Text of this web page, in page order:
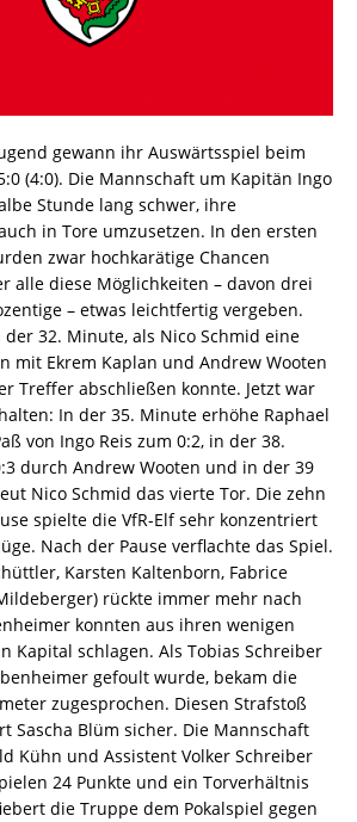
gewann ihr Auswärtsspiel beim
(4:0). Die Mannschaft um Kapitän Ingo
Stunde lang schwer, ihre
in Tore umzusetzen. In den ersten
zwar hochkarätige Chancen
alle diese Möglichkeiten – davon drei
– etwas leichtfertig vergeben.
32. Minute, als Nico Schmid eine
mit Ekrem Kaplan und Andrew Wooten
Treffer abschließen konnte. Jetzt war
In der 35. Minute erhöhe Raphael
von Ingo Reis zum 0:2, in der 38.
durch Andrew Wooten und in der 39
Nico Schmid das vierte Tor. Die zehn
spielte die VfR-Elf sehr konzentriert
Nach der Pause verflachte das Spiel.
Karsten Kaltenborn, Fabrice
rückte immer mehr nach
konnten aus ihren wenigen
Kapital schlagen. Als Tobias Schreiber
gefoult wurde, bekam die
zugesprochen. Diesen Strafstoß
Sascha Blüm sicher. Die Mannschaft
Kühn und Assistent Volker Schreiber
24 Punkte und ein Torverhältnis
die Truppe dem Pokalspiel gegen